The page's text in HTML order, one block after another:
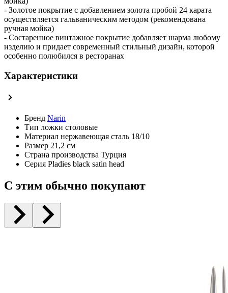
- Золотое покрытие с добавлением золота пробой 24 карата
осуществляется гальваническим методом (рекомендована
ручная мойка)
- Состаренное винтажное покрытие добавляет шарма любому
изделию и придает современный стильный дизайн, которой
особенно полюбился в ресторанах
Характеристики
Бренд Narin
Тип ложки столовые
Материал нержавеющая сталь 18/10
Размер 21,2 см
Страна производства Турция
Серия Pladies black satin head
С этим обычно покупают